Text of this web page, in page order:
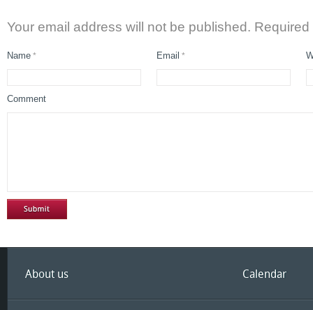
Your email address will not be published.
Name * Email *
Comment
About us Calendar